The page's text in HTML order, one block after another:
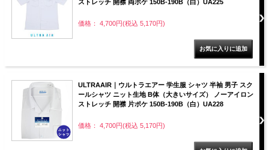
ストレッチ 開襟 両ポケ 150B-190B（白）UA225
価格： 4,700円(税込 5,170円)
ULTRAAIR｜ウルトラエアー 学生服 シャツ 半袖 男子 スク
ールシャツ ニット生地 B体（大きいサイズ） ノーアイロン
ストレッチ 開襟 片ポケ 150B-190B（白）UA228
価格： 4,700円(税込 5,170円)